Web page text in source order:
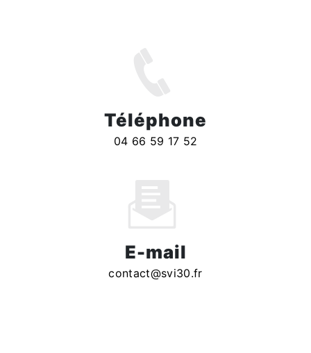
Téléphone
04 66 59 17 52
E-mail
contact@svi30.fr